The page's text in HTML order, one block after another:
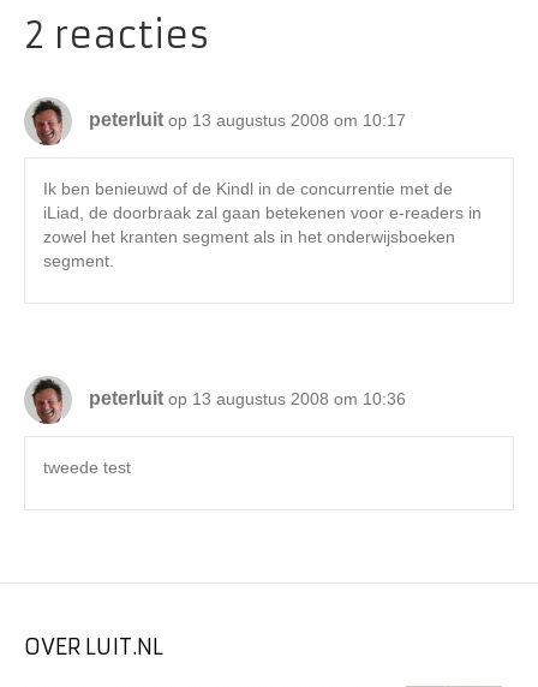
2 reacties
peterluit op 13 augustus 2008 om 10:17
Ik ben benieuwd of de Kindl in de concurrentie met de
iLiad, de doorbraak zal gaan betekenen voor e-readers in
zowel het kranten segment als in het onderwijsboeken
segment.
peterluit op 13 augustus 2008 om 10:36
tweede test
OVER LUIT.NL